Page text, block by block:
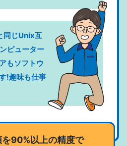
同じUnix互
ピューター
もソフトウ
!趣味も仕事
90%以上の精度で